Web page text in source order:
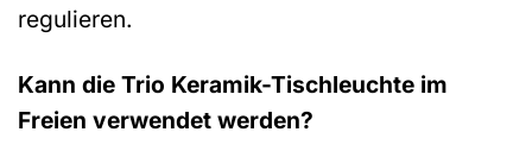
regulieren.
Kann die Trio Keramik-Tischleuchte im
Freien verwendet werden?